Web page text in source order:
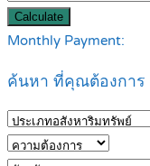
Calculate
Monthly Payment:
ค้นหา ที่คุณต้องการ